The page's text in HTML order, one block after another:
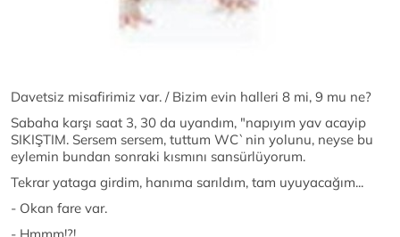
Davetsiz misafirimiz var. / Bizim evin halleri 8 mi, 9 mu ne?
Sabaha karşı saat 3, 30 da uyandım, "napıyım yav acayip
SIKIŞTIM. Sersem sersem, tuttum WC`nin yolunu, neyse bu
eylemin bundan sonraki kısmını sansürlüyorum.
Tekrar yataga girdim, hanıma sarıldım, tam uyuyacağım...
- Okan fare var.